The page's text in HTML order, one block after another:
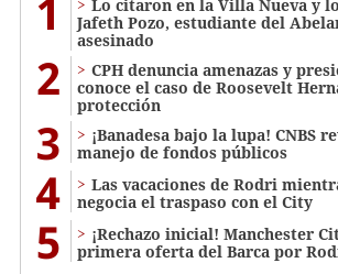
1
Lo citaron en la Villa Nueva y
Jafeth Pozo, estudiante del
asesinado
2
CPH denuncia amenazas y
conoce el caso de Roosevelt
protección
3
¡Banadesa bajo la lupa! CNBS
manejo de fondos públicos
4
Las vacaciones de Rodri
negocia el traspaso con el City
5
¡Rechazo inicial! Manchester
primera oferta del Barca por